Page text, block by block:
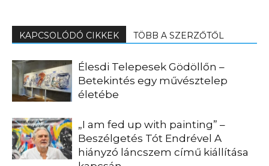
KAPCSOLÓDÓ CIKKEK TÖBB A SZERZŐTŐL
Élesdi Telepesek Gödöllőn –
Betekintés egy művésztelep
életébe
„I am fed up with painting” –
Beszélgetés Tót Endrével A
hiányzó láncszem című kiállítása